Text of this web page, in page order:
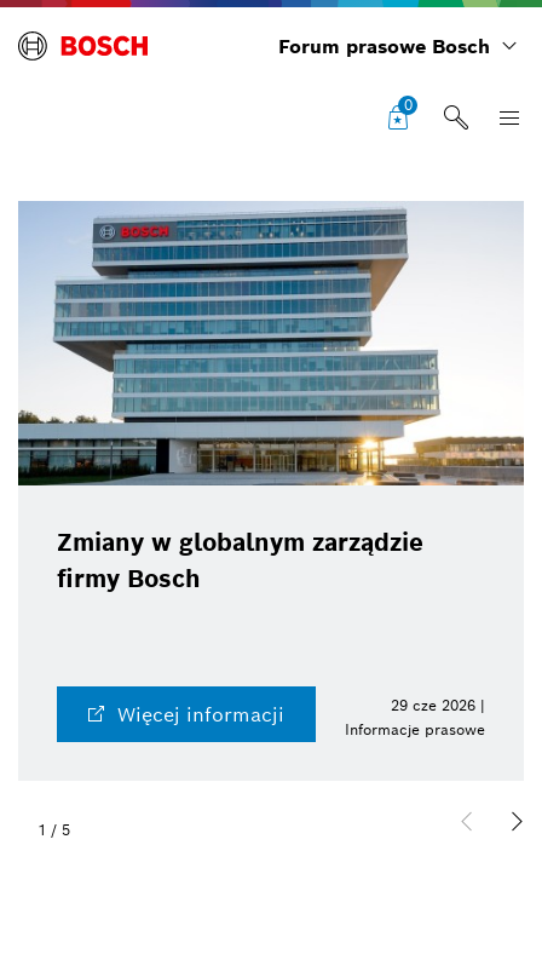
Forum prasowe Bosch
0
Zmiany w globalnym zarządzie
firmy Bosch
Więcej informacji
29 cze 2026 |
Informacje prasowe
1 / 5